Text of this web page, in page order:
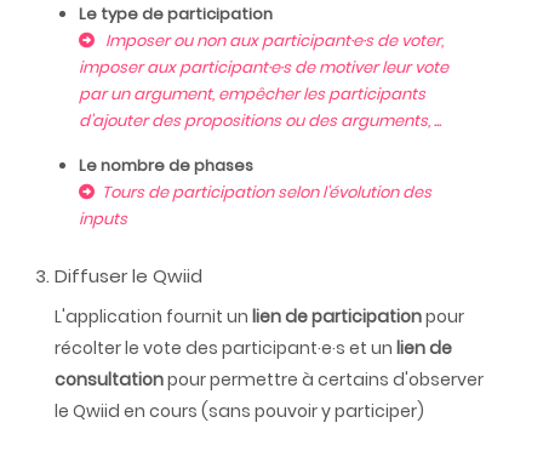
Le type de participation
Imposer ou non aux participant·e·s de voter,
imposer aux participant·e·s de motiver leur vote
par un argument, empêcher les participants
d'ajouter des propositions ou des arguments, ...
Le nombre de phases
Tours de participation selon l'évolution des
inputs
Diffuser le Qwiid
L'application fournit un lien de participationpour
récolter le vote des participant·e·s et un lien de
consultationpour permettre à certains d'observer
le Qwiid en cours (sans pouvoir y participer)